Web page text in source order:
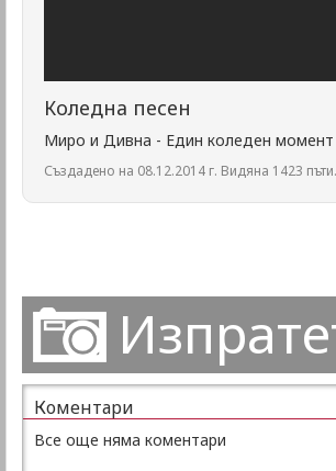
Коледна песен
Миро и Дивна - Един коледен момент
Създадено на 08.12.2014 г. Видяна 1423
Коментари
Все още няма коментари